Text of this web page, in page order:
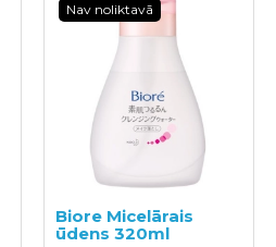
Nav noliktavā
Biore Micelārais
ūdens 320ml